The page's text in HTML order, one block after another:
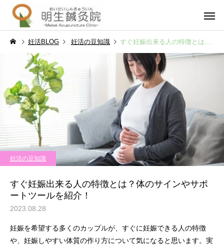
妊活・不妊・不育 男性不
妊活の豆知識
不妊治療で仕事辞めてよか
った。後悔しないための判
断基準と体験談
妊活の豆知識
流産後の妊娠はいつか
妊活再開のタイミング
安の解消法
妊活BLOG 妊活の豆知識 すぐ妊娠出来る人の特徴とは？体のサインやサポートツールを紹介！
妊活の豆知識
すぐ妊娠出来る人の特徴とは？体のサインやサポ
ートツールを紹介！
2023.08.28
妊娠を希望する多くのカップルが、すぐに妊娠できる人の特徴
や、妊娠しやすい体質の作り方について気になると思います。実